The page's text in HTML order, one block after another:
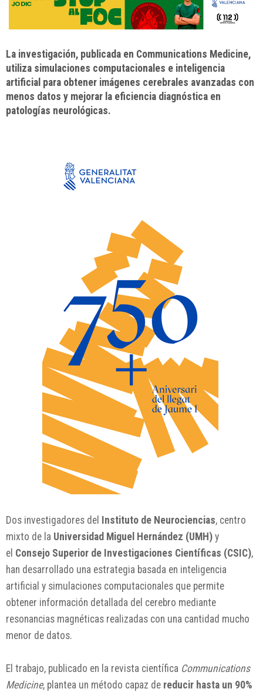
La investigación, publicada en Communications Medicine,
utiliza simulaciones computacionales e inteligencia
artificial para obtener imágenes cerebrales avanzadas con
menos datos y mejorar la eficiencia diagnóstica en
patologías neurológicas.
Dos investigadores del Instituto de Neurociencias, centro
mixto de la Universidad Miguel Hernández (UMH) y
el Consejo Superior de Investigaciones Científicas (CSIC),
han desarrollado una estrategia basada en inteligencia
artificial y simulaciones computacionales que permite
obtener información detallada del cerebro mediante
resonancias magnéticas realizadas con una cantidad mucho
menor de datos.
El trabajo, publicado en la revista científica Communications
Medicine, plantea un método capaz de reducir hasta un 90%